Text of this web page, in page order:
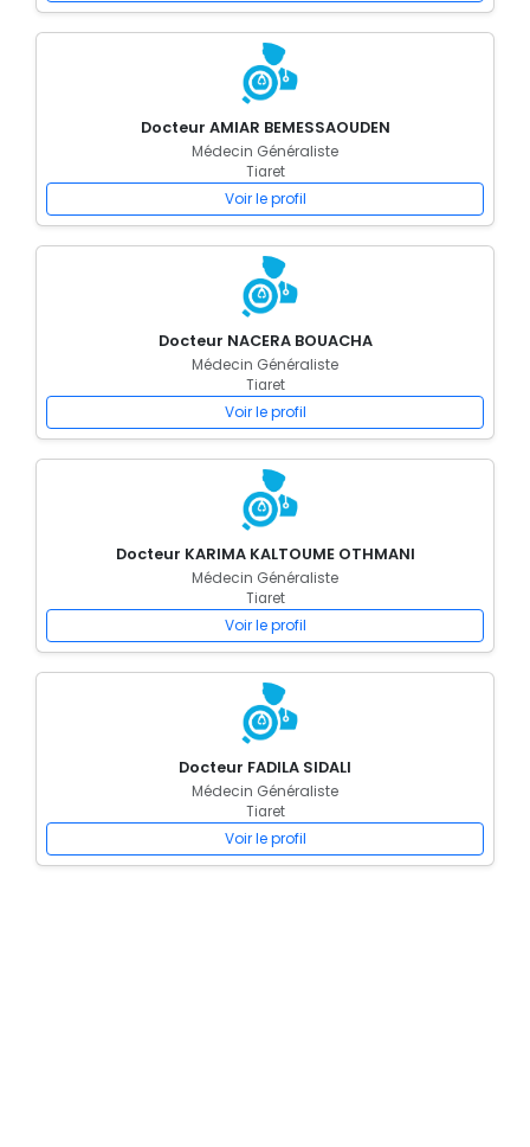
Docteur AMIAR BEMESSAOUDEN
Médecin Généraliste
Tiaret
Voir le profil
Docteur NACERA BOUACHA
Médecin Généraliste
Tiaret
Voir le profil
Docteur KARIMA KALTOUME OTHMANI
Médecin Généraliste
Tiaret
Voir le profil
Docteur FADILA SIDALI
Médecin Généraliste
Tiaret
Voir le profil